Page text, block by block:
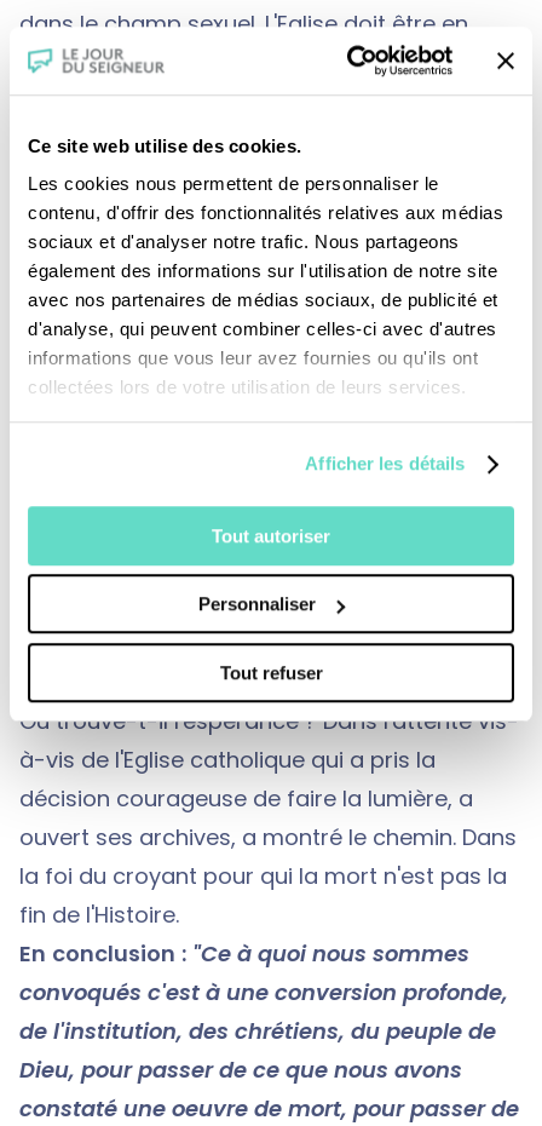
Ce site web utilise des cookies.
Les cookies nous permettent de personnaliser le
contenu, d'offrir des fonctionnalités relatives aux médias
sociaux et d'analyser notre trafic. Nous partageons
également des informations sur l'utilisation de notre site
avec nos partenaires de médias sociaux, de publicité et
d'analyse, qui peuvent combiner celles-ci avec d'autres
informations que vous leur avez fournies ou qu'ils ont
collectées lors de votre utilisation de leurs services.
Afficher les détails
Tout autoriser
Personnaliser
Tout refuser
dans le champ sexuel. L'Eglise doit être en
capacité de revisiter l'ensemble des
enseignements qui peuvent aboutir à des
abus d'autorité, être attentive aux dérives de
l'accompagnement spirituel et de la
confession. Il faut aussi revoir la morale
sexuelle dans l'Eglise.
Reportage sur l'association Parler et Revivre :
Olivier Savignac, abusé sexuellement, a fondé
l'associationParler et Revivredans laquelle
Comment réparer l'irréparable ? L'institution a
reconnaissance de responsabilité vis-à-vis
des victimes mais aussi des fidèles. Ensuite, il
faut réparer en mettant un dispositif de
reconnaissance de qualité de victime et
indemniser les préjudices qui ont été subis.
Où trouve-t-il l'espérance ? Dans l'attente vis-
à-vis de l'Eglise catholique qui a pris la
décision courageuse de faire la lumière, a
ouvert ses archives, a montré le chemin. Dans
la foi du croyant pour qui la mort n'est pas la
fin de l'Histoire.
En conclusion : "Ce à quoi nous sommes
convoqués c'est à une conversion profonde,
de l'institution, des chrétiens, du peuple de
Dieu, pour passer de ce que nous avons
constaté une oeuvre de mort, pour passer de